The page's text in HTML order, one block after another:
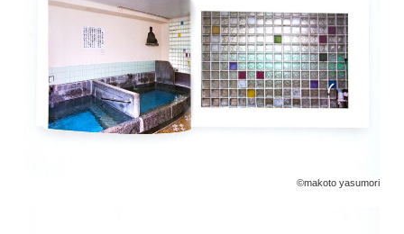
©️makoto yasumori